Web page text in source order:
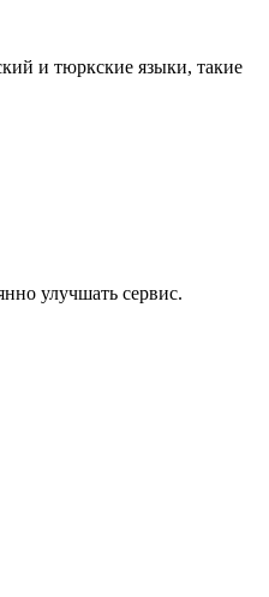
и тюркские языки, такие
улучшать сервис.